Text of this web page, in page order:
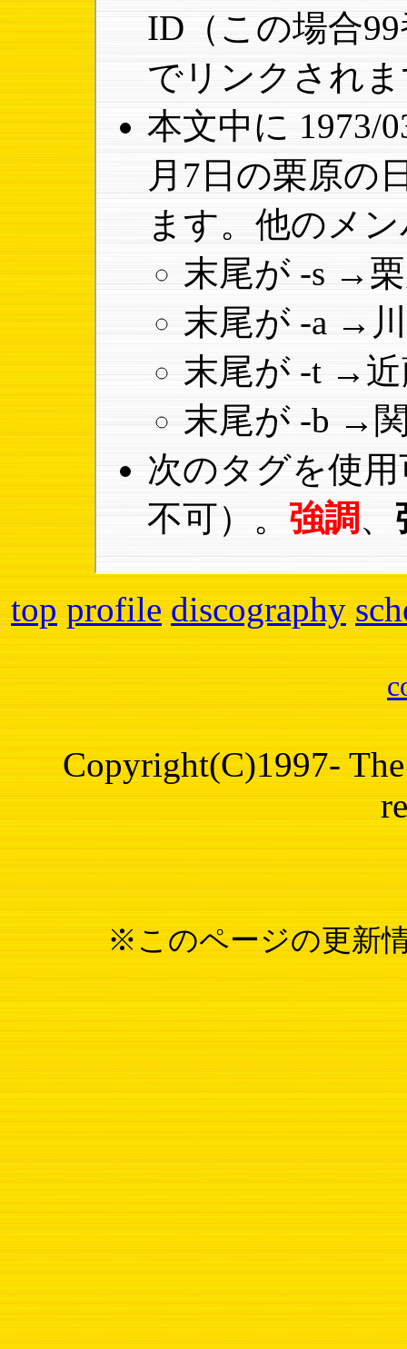
ID（この場合
でリンクされ
本文中に 1973/
月7日の栗原の
ます。他のメ
末尾が -s →
末尾が -a →
末尾が -t →
末尾が -b →
次のタグを使
不可）。 強調 、
top profile discography
Copyright(C)1997-
※このページの更新